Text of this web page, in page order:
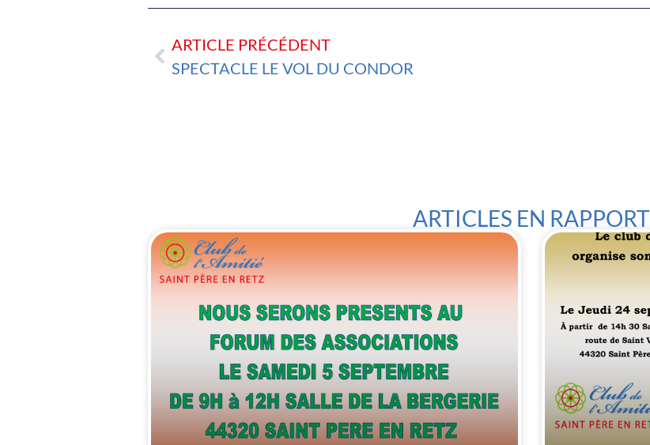
ARTICLE PRÉCÉDENT
SPECTACLE LE VOL DU CONDOR
ARTICLES EN RAPPORT